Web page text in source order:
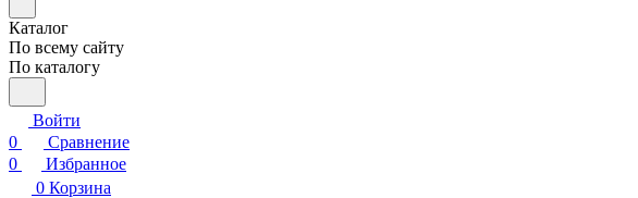
Каталог
По всему сайту
По каталогу
Войти
0
Сравнение
0
Избранное
0 Корзина